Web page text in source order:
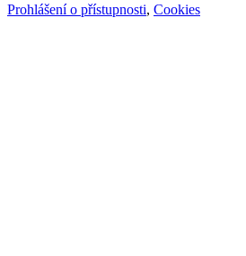
Prohlášení o přístupnosti, Cookies